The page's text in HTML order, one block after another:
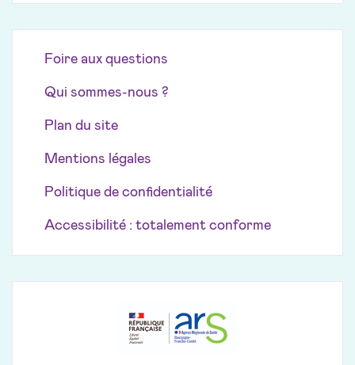
Foire aux questions
Qui sommes-nous ?
Plan du site
Mentions légales
Politique de confidentialité
Accessibilité : totalement conforme